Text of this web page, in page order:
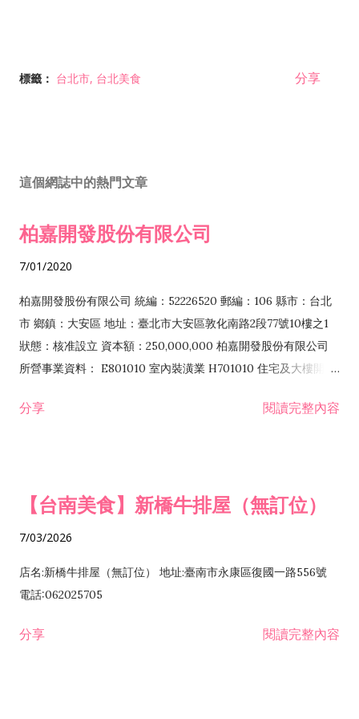
標籤： 台北市 台北美食 分享
這個網誌中的熱門文章
柏嘉開發股份有限公司
7/01/2020
柏嘉開發股份有限公司 統編：52226520 郵編：106 縣市：台北
市 鄉鎮：大安區 地址：臺北市大安區敦化南路2段77號10樓之1
狀態：核准設立 資本額：250,000,000 柏嘉開發股份有限公司
所營事業資料： E801010 室內裝潢業 H701010 住宅及大樓開發
發業 H703090 不動產買賣業 H703100 不動產租賃業 I503010
分享 閱讀完整內容
【台南美食】新橋牛排屋（無訂位）
7/03/2026
店名:新橋牛排屋（無訂位） 地址:臺南市永康區復國一路556號
電話:062025705
分享 閱讀完整內容